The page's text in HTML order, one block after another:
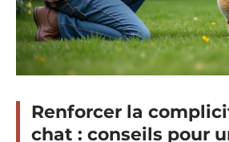
Renforcer la
chat : conseils pour